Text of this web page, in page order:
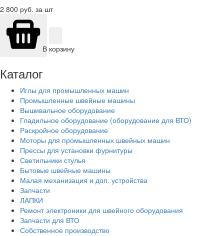
2 800 руб. за шт
В корзину
Каталог
Иглы для промышленных машин
Промышленные швейные машины
Вышивальное оборудование
Гладильное оборудование (оборудование для ВТО)
Раскройное оборудование
Моторы для промышленных швейных машин
Прессы для установки фурнитуры
Светильники стулья
Бытовые швейные машины
Малая механизация и доп. устройства
Запчасти
ЛАПКИ
Ремонт электроники для швейного оборудования
Запчасти для ВТО
Собственное производство